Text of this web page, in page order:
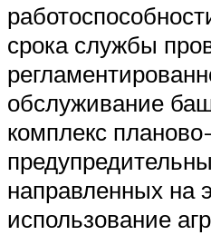
срока службы
обслуживание
комплекс планово-
направленных на
использование